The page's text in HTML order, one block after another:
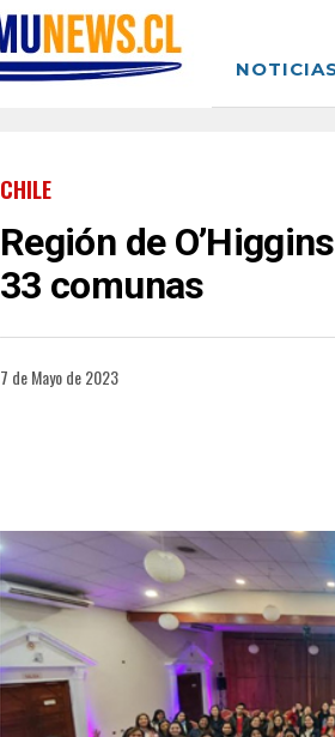
CHILE
Región de
33 comunas
7 de Mayo de 2023